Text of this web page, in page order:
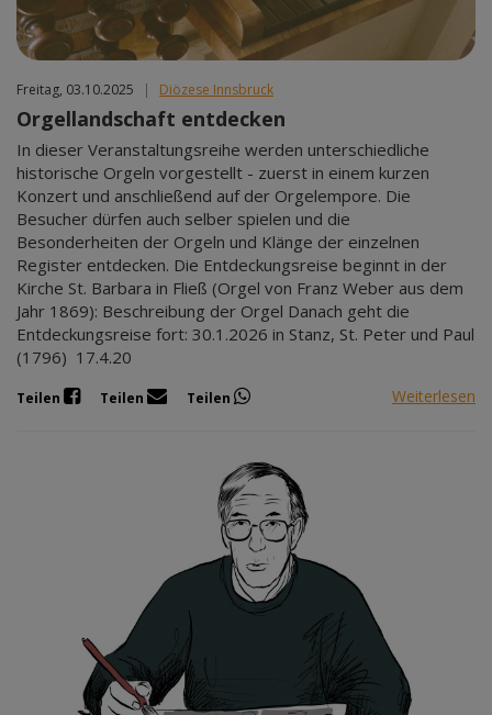
Freitag, 03.10.2025 | Diözese Innsbruck
Orgellandschaft entdecken
In dieser Veranstaltungsreihe werden unterschiedliche
historische Orgeln vorgestellt - zuerst in einem kurzen
Konzert und anschließend auf der Orgelempore. Die
Besucher dürfen auch selber spielen und die
Besonderheiten der Orgeln und Klänge der einzelnen
Register entdecken. Die Entdeckungsreise beginnt in der
Kirche St. Barbara in Fließ (Orgel von Franz Weber aus dem
Jahr 1869): Beschreibung der Orgel Danach geht die
Entdeckungsreise fort: 30.1.2026 in Stanz, St. Peter und Paul
(1796) 17.4.20
Teilen Teilen Teilen Weiterlesen